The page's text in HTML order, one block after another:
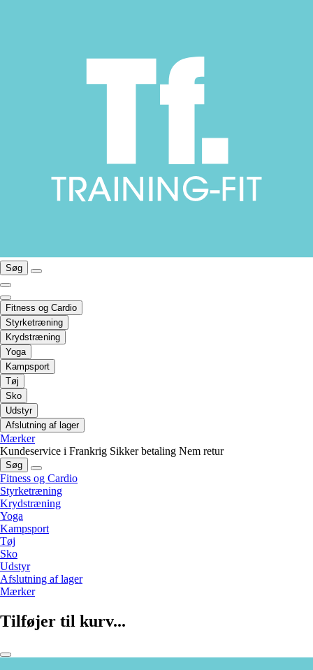
Søg
Fitness og Cardio
Styrketræning
Krydstræning
Yoga
Kampsport
Tøj
Sko
Udstyr
Afslutning af lager
Mærker
Kundeservice i Frankrig Sikker betaling Nem retur
Søg
Fitness og Cardio
Styrketræning
Krydstræning
Yoga
Kampsport
Tøj
Sko
Udstyr
Afslutning af lager
Mærker
Tilføjer til kurv...